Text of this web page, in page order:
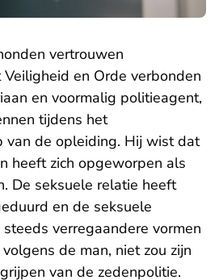
vertrouwen
Veiligheid en Orde verbonden
en voormalig politieagent,
tijdens het
van de opleiding. Hij wist dat
heeft zich opgeworpen als
De seksuele relatie heeft
en de seksuele
verregaandere vormen
de man, niet zou zijn
van de zedenpolitie.